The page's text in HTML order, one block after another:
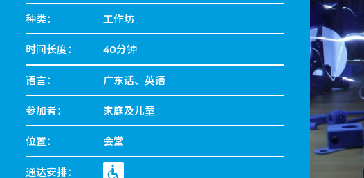
种类： 工作坊
时间长度： 40分钟
语言： 广东话、英语
参加者： 家庭及儿童
位置： 会堂
通达安排：